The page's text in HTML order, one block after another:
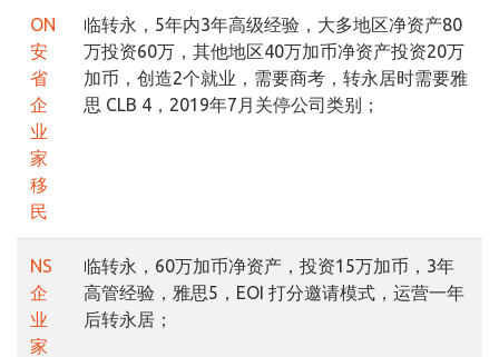
ON
安
省
企
业
家
移
民
临转永，5年内3年高级经验，大多地区净资产80
万投资60万，其他地区40万加币净资产投资20万
加币，创造2个就业，需要商考，转永居时需要雅
思 CLB 4，2019年7月关停公司类别；
NS
企
业
家
临转永，60万加币净资产，投资15万加币，3年
高管经验，雅思5，EOI 打分邀请模式，运营一年
后转永居；